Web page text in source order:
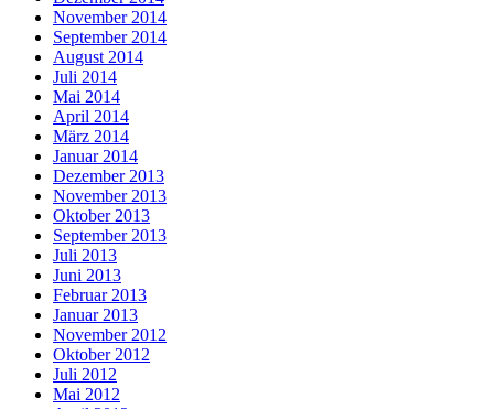
November 2014
September 2014
August 2014
Juli 2014
Mai 2014
April 2014
März 2014
Januar 2014
Dezember 2013
November 2013
Oktober 2013
September 2013
Juli 2013
Juni 2013
Februar 2013
Januar 2013
November 2012
Oktober 2012
Juli 2012
Mai 2012